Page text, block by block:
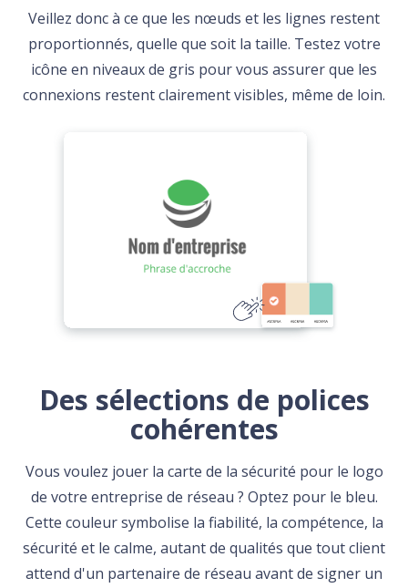
Veillez donc à ce que les nœuds et les lignes restent
proportionnés, quelle que soit la taille. Testez votre
icône en niveaux de gris pour vous assurer que les
connexions restent clairement visibles, même de loin.
Des sélections de polices
cohérentes
Vous voulez jouer la carte de la sécurité pour le logo
de votre entreprise de réseau ? Optez pour le bleu.
Cette couleur symbolise la fiabilité, la compétence, la
sécurité et le calme, autant de qualités que tout client
attend d'un partenaire de réseau avant de signer un